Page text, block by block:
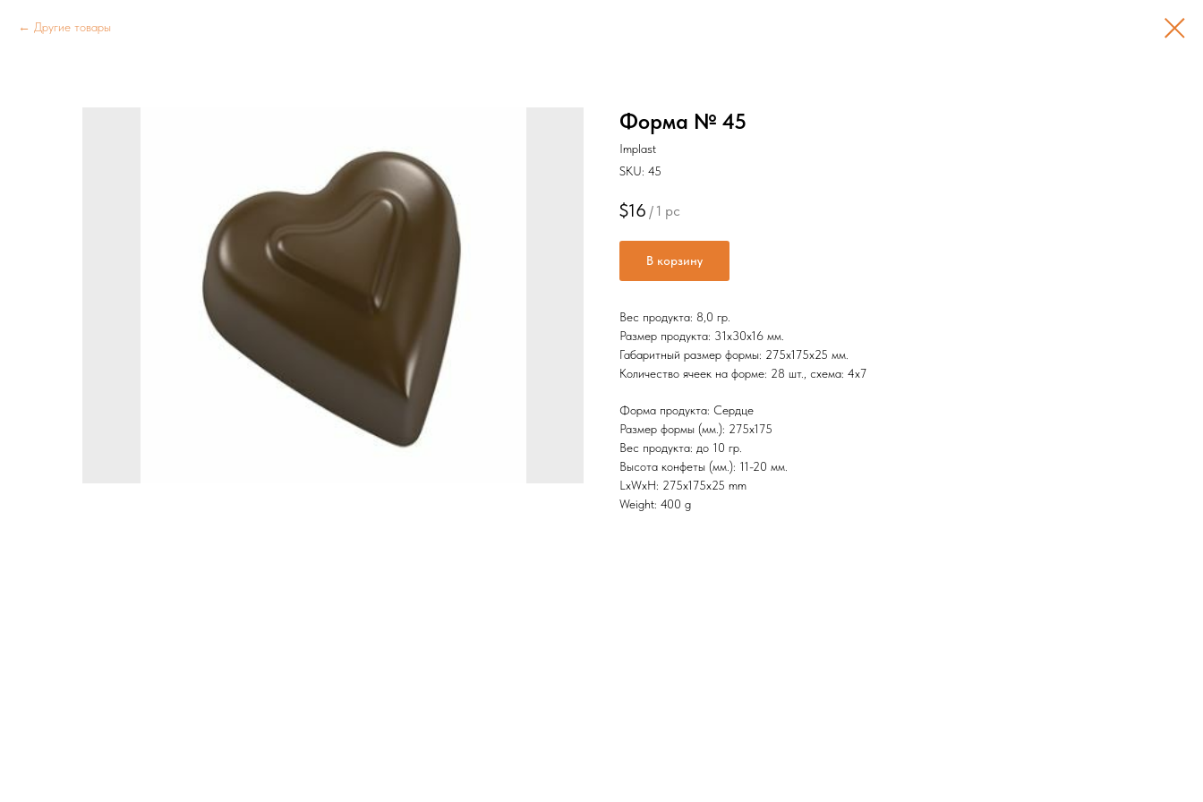
Другие товары
Форма № 45
Implast
SKU: 45
$16 / 1 pc
В корзину
Вес продукта: 8,0 гр.
Размер продукта: 31х30x16 мм.
Габаритный размер формы: 275х175х25 мм.
Количество ячеек на форме: 28 шт., схема: 4х7
Форма продукта: Сердце
Размер формы (мм.): 275х175
Вес продукта: до 10 гр.
Высота конфеты (мм.): 11-20 мм.
LxWxH: 275x175x25 mm
Weight: 400 g